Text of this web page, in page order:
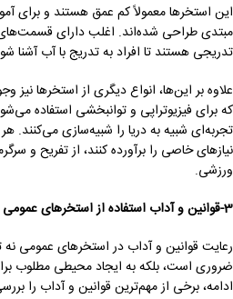
این استخرها معمولاً کم عمق هستند و برای
مبتدی طراحی شده‌اند. اغلب دارای
تدریجی هستند تا افراد به تدریج با آب آشنا
علاوه بر این‌ها، انواع دیگری از استخرها نیز
که برای فیزیوتراپی و توانبخشی استفاده
تجربه‌ای شبیه به دریا را شبیه‌سازی می‌کنند.
نیازهای خاصی را برآورده کنند، از تفریح و
ورزشی.
3-قوانین و آداب استفاده از استخرهای عمومی
رعایت قوانین و آداب در استخرهای عمومی
ضروری است، بلکه به ایجاد محیطی مطلوب
ادامه، برخی از مهم‌ترین قوانین و آداب را